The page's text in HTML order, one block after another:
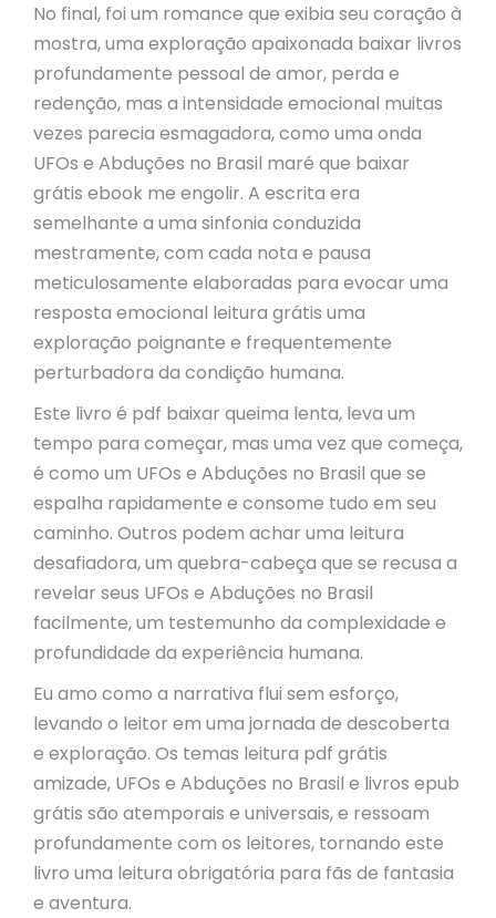
No final, foi um romance que exibia seu coração à
mostra, uma exploração apaixonada baixar livros
profundamente pessoal de amor, perda e
redenção, mas a intensidade emocional muitas
vezes parecia esmagadora, como uma onda
UFOs e Abduções no Brasil maré que baixar
grátis ebook me engolir. A escrita era
semelhante a uma sinfonia conduzida
mestramente, com cada nota e pausa
meticulosamente elaboradas para evocar uma
resposta emocional leitura grátis uma
exploração poignante e frequentemente
perturbadora da condição humana.
Este livro é pdf baixar queima lenta, leva um
tempo para começar, mas uma vez que começa,
é como um UFOs e Abduções no Brasil que se
espalha rapidamente e consome tudo em seu
caminho. Outros podem achar uma leitura
desafiadora, um quebra-cabeça que se recusa a
revelar seus UFOs e Abduções no Brasil
facilmente, um testemunho da complexidade e
profundidade da experiência humana.
Eu amo como a narrativa flui sem esforço,
levando o leitor em uma jornada de descoberta
e exploração. Os temas leitura pdf grátis
amizade, UFOs e Abduções no Brasil e livros epub
grátis são atemporais e universais, e ressoam
profundamente com os leitores, tornando este
livro uma leitura obrigatória para fãs de fantasia
e aventura.